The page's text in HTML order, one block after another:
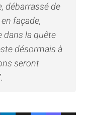
débarrassé de
façade,
dans la quête
désormais à
seront